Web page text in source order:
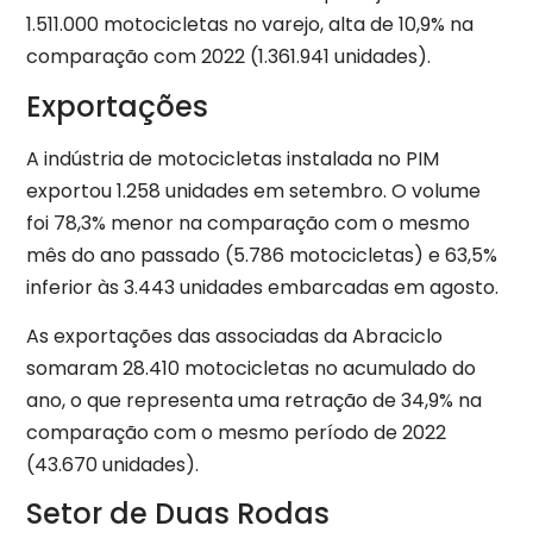
1.511.000 motocicletas no varejo, alta de 10,9% na
comparação com 2022 (1.361.941 unidades).
Exportações
A indústria de motocicletas instalada no PIM
exportou 1.258 unidades em setembro. O volume
foi 78,3% menor na comparação com o mesmo
mês do ano passado (5.786 motocicletas) e 63,5%
inferior às 3.443 unidades embarcadas em agosto.
As exportações das associadas da Abraciclo
somaram 28.410 motocicletas no acumulado do
ano, o que representa uma retração de 34,9% na
comparação com o mesmo período de 2022
(43.670 unidades).
Setor de Duas Rodas